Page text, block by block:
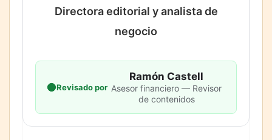
Directora editorial y analista de
negocio
Revisado por
Ramón Castell
Asesor financiero — Revisor
de contenidos